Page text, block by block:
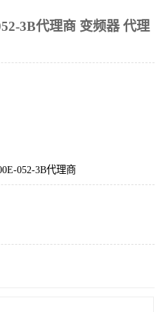
3B代理商 变频器 代理
052-3B代理商